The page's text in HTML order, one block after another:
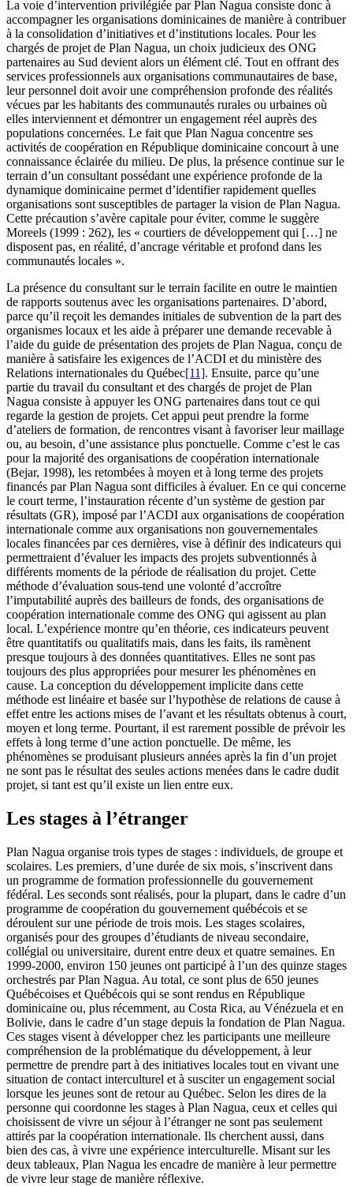
La voie d’intervention privilégiée par Plan Nagua consiste donc à
accompagner les organisations dominicaines de manière à contribuer
à la consolidation d’initiatives et d’institutions locales. Pour les
chargés de projet de Plan Nagua, un choix judicieux des ONG
partenaires au Sud devient alors un élément clé. Tout en offrant des
services professionnels aux organisations communautaires de base,
leur personnel doit avoir une compréhension profonde des réalités
vécues par les habitants des communautés rurales ou urbaines où
elles interviennent et démontrer un engagement réel auprès des
populations concernées. Le fait que Plan Nagua concentre ses
activités de coopération en République dominicaine concourt à une
connaissance éclairée du milieu. De plus, la présence continue sur le
terrain d’un consultant possédant une expérience profonde de la
dynamique dominicaine permet d’identifier rapidement quelles
organisations sont susceptibles de partager la vision de Plan Nagua.
Cette précaution s’avère capitale pour éviter, comme le suggère
Moreels (1999 : 262), les « courtiers de développement qui […] ne
disposent pas, en réalité, d’ancrage véritable et profond dans les
communautés locales ».
La présence du consultant sur le terrain facilite en outre le maintien
de rapports soutenus avec les organisations partenaires. D’abord,
parce qu’il reçoit les demandes initiales de subvention de la part des
organismes locaux et les aide à préparer une demande recevable à
l’aide du guide de présentation des projets de Plan Nagua, conçu de
manière à satisfaire les exigences de l’ACDI et du ministère des
Relations internationales du Québec[11]. Ensuite, parce qu’une
partie du travail du consultant et des chargés de projet de Plan
Nagua consiste à appuyer les ONG partenaires dans tout ce qui
regarde la gestion de projets. Cet appui peut prendre la forme
d’ateliers de formation, de rencontres visant à favoriser leur maillage
ou, au besoin, d’une assistance plus ponctuelle. Comme c’est le cas
pour la majorité des organisations de coopération internationale
(Bejar, 1998), les retombées à moyen et à long terme des projets
financés par Plan Nagua sont difficiles à évaluer. En ce qui concerne
le court terme, l’instauration récente d’un système de gestion par
résultats (GR), imposé par l’ACDI aux organisations de coopération
internationale comme aux organisations non gouvernementales
locales financées par ces dernières, vise à définir des indicateurs qui
permettraient d’évaluer les impacts des projets subventionnés à
différents moments de la période de réalisation du projet. Cette
méthode d’évaluation sous-tend une volonté d’accroître
l’imputabilité auprès des bailleurs de fonds, des organisations de
coopération internationale comme des ONG qui agissent au plan
local. L’expérience montre qu’en théorie, ces indicateurs peuvent
être quantitatifs ou qualitatifs mais, dans les faits, ils ramènent
presque toujours à des données quantitatives. Elles ne sont pas
toujours des plus appropriées pour mesurer les phénomènes en
cause. La conception du développement implicite dans cette
méthode est linéaire et basée sur l’hypothèse de relations de cause à
effet entre les actions mises de l’avant et les résultats obtenus à court,
moyen et long terme. Pourtant, il est rarement possible de prévoir les
effets à long terme d’une action ponctuelle. De même, les
phénomènes se produisant plusieurs années après la fin d’un projet
ne sont pas le résultat des seules actions menées dans le cadre dudit
projet, si tant est qu’il existe un lien entre eux.
Les stages à l’étranger
Plan Nagua organise trois types de stages : individuels, de groupe et
scolaires. Les premiers, d’une durée de six mois, s’inscrivent dans
un programme de formation professionnelle du gouvernement
fédéral. Les seconds sont réalisés, pour la plupart, dans le cadre d’un
programme de coopération du gouvernement québécois et se
déroulent sur une période de trois mois. Les stages scolaires,
organisés pour des groupes d’étudiants de niveau secondaire,
collégial ou universitaire, durent entre deux et quatre semaines. En
1999-2000, environ 150 jeunes ont participé à l’un des quinze stages
orchestrés par Plan Nagua. Au total, ce sont plus de 650 jeunes
Québécoises et Québécois qui se sont rendus en République
dominicaine ou, plus récemment, au Costa Rica, au Vénézuela et en
Bolivie, dans le cadre d’un stage depuis la fondation de Plan Nagua.
Ces stages visent à développer chez les participants une meilleure
compréhension de la problématique du développement, à leur
permettre de prendre part à des initiatives locales tout en vivant une
situation de contact interculturel et à susciter un engagement social
lorsque les jeunes sont de retour au Québec. Selon les dires de la
personne qui coordonne les stages à Plan Nagua, ceux et celles qui
choisissent de vivre un séjour à l’étranger ne sont pas seulement
attirés par la coopération internationale. Ils cherchent aussi, dans
bien des cas, à vivre une expérience interculturelle. Misant sur les
deux tableaux, Plan Nagua les encadre de manière à leur permettre
de vivre leur stage de manière réflexive.